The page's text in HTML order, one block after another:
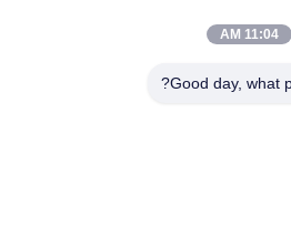
2703 2160038 2160039 11:04 AM
Good day, what